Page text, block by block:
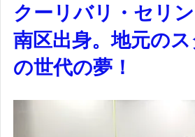
クーリバリ・セリ
南区出身。地元の
の世代の夢！